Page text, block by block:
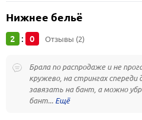
Нижнее бельё
2 : 0 Отзывы (2)
Брала по распродаже и не
кружево, на стрингах
завязать на бант, а можно
бант...